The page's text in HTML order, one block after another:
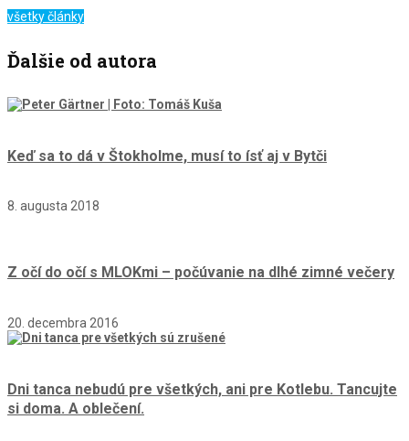
všetky články
Ďalšie od autora
Keď sa to dá v Štokholme, musí to ísť aj v Bytči
8. augusta 2018
Z očí do očí s MLOKmi – počúvanie na dlhé zimné večery
20. decembra 2016
Dni tanca nebudú pre všetkých, ani pre Kotlebu. Tancujte
si doma. A oblečení.